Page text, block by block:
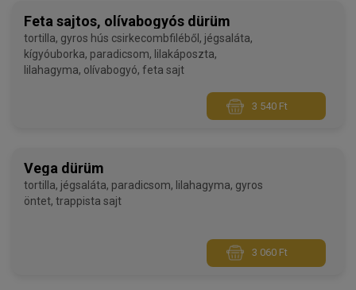
Feta sajtos, olívabogyós dürüm
tortilla, gyros hús csirkecombfiléből, jégsaláta,
kígyóuborka, paradicsom, lilakáposzta,
lilahagyma, olívabogyó, feta sajt
3 540 Ft
Vega dürüm
tortilla, jégsaláta, paradicsom, lilahagyma, gyros
öntet, trappista sajt
3 060 Ft